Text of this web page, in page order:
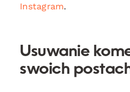
Instagram.
Usuwanie
swoich